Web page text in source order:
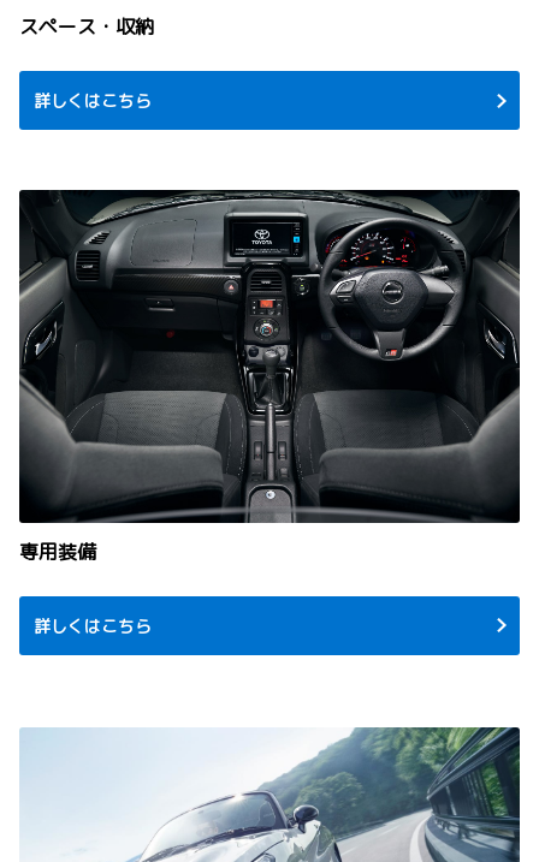
スペース・収納
詳しくはこちら
専用装備
詳しくはこちら